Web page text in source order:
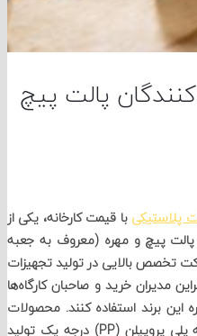
پالت پیچ
با قیمت کارخانه، یکی از
و مهره (معروف به جعبه
بالایی در تولید تجهیزات
خرید و صاحبان کارگاه‌ها
استفاده کنند. محصولات
پلاستون ایران با استفاده از مواد اولیه پلی‌ پروپیلن (PP) درجه یک تولید